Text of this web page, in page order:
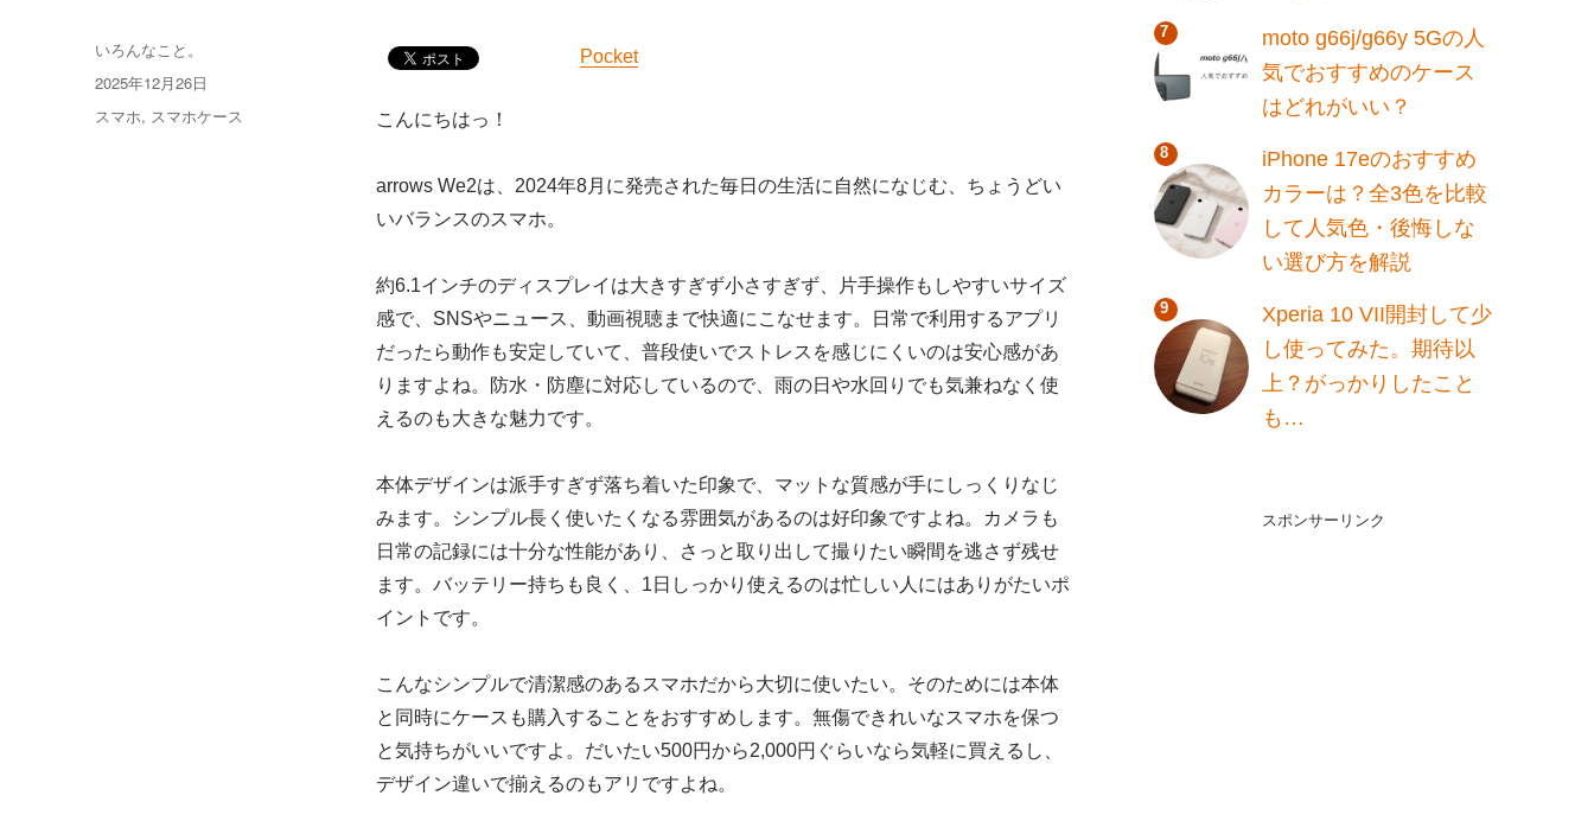
Pocket
こんにちはっ！
arrows We2は、2024年8月に発売された毎日の生活に自然になじむ、ちょうどい
いバランスのスマホ。
約6.1インチのディスプレイは大きすぎず小さすぎず、片手操作もしやすいサイズ
感で、SNSやニュース、動画視聴まで快適にこなせます。日常で利用するアプリ
だったら動作も安定していて、普段使いでストレスを感じにくいのは安心感があ
りますよね。防水・防塵に対応しているので、雨の日や水回りでも気兼ねなく使
えるのも大きな魅力です。
本体デザインは派手すぎず落ち着いた印象で、マットな質感が手にしっくりなじ
みます。シンプル長く使いたくなる雰囲気があるのは好印象ですよね。カメラも
日常の記録には十分な性能があり、さっと取り出して撮りたい瞬間を逃さず残せ
ます。バッテリー持ちも良く、1日しっかり使えるのは忙しい人にはありがたいポ
イントです。
こんなシンプルで清潔感のあるスマホだから大切に使いたい。そのためには本体
と同時にケースも購入することをおすすめします。無傷できれいなスマホを保つ
と気持ちがいいですよ。だいたい500円から2,000円ぐらいなら気軽に買えるし、
デザイン違いで揃えるのもアリですよね。
投
稿
いろんなこと。
投
稿
2025年12月26日
カ
スマホ, スマホケース
moto g66j/g66y 5Gの人
気でおすすめのケース
はどれがいい？
iPhone 17eのおすすめ
カラーは？全3色を比較
して人気色・後悔しな
い選び方を解説
Xperia 10 VII開封して少
し使ってみた。期待以
上？がっかりしたこと
も…
スポンサーリンク